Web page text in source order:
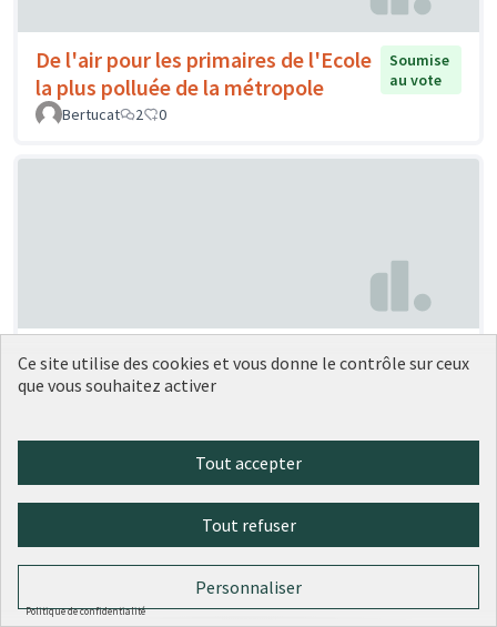
De l'air pour les primaires de l'Ecole
la plus polluée de la métropole
Soumise
au vote
Bertucat
2 0
Végétaliser la dalle Artaud
Soumise au vote
Anouk Céline Julie FLAMANT
Ce site utilise des cookies et vous donne le contrôle sur ceux
que vous souhaitez activer
Tout accepter
Tout refuser
Personnaliser
Politique de confidentialité